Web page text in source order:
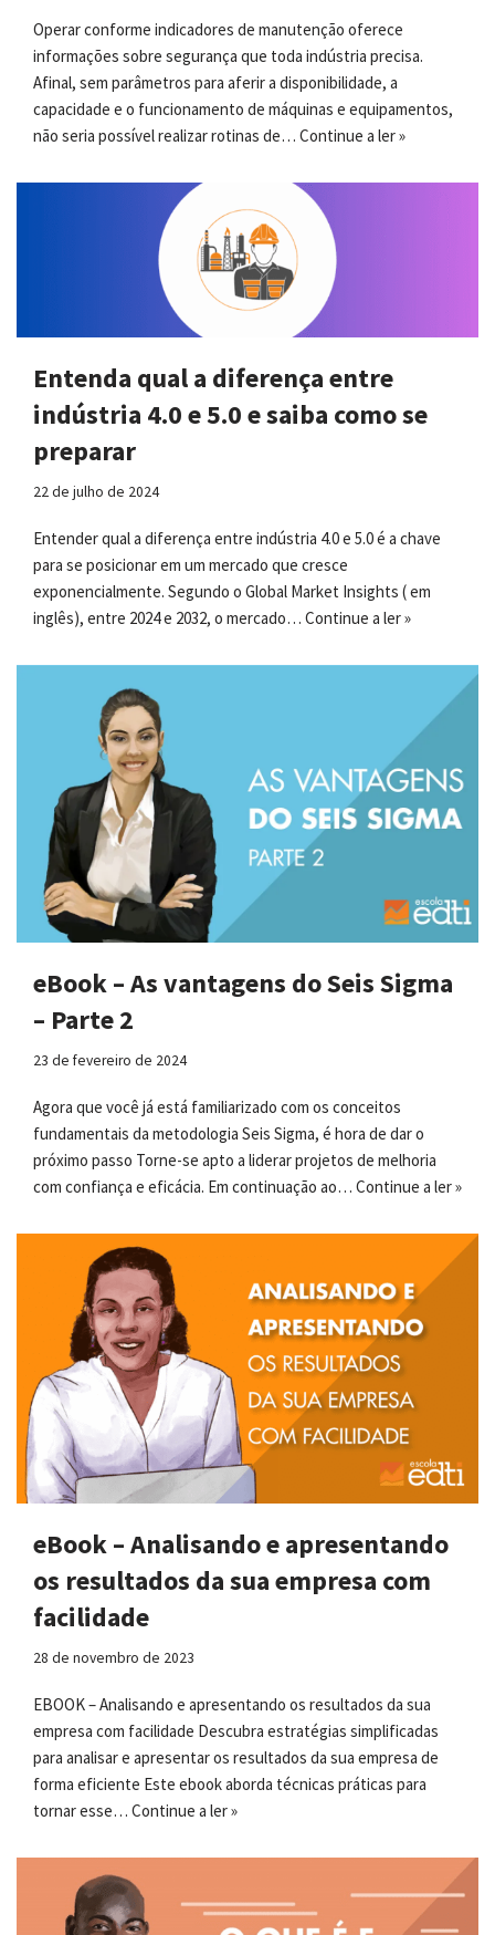
Operar conforme indicadores de manutenção oferece
informações sobre segurança que toda indústria precisa.
Afinal, sem parâmetros para aferir a disponibilidade, a
capacidade e o funcionamento de máquinas e equipamentos,
não seria possível realizar rotinas de… Continue a ler »
Entenda qual a diferença entre
indústria 4.0 e 5.0 e saiba como se
preparar
22 de julho de 2024
Entender qual a diferença entre indústria 4.0 e 5.0 é a chave
para se posicionar em um mercado que cresce
exponencialmente. Segundo o Global Market Insights ( em
inglês), entre 2024 e 2032, o mercado… Continue a ler »
eBook – As vantagens do Seis Sigma
– Parte 2
23 de fevereiro de 2024
Agora que você já está familiarizado com os conceitos
fundamentais da metodologia Seis Sigma, é hora de dar o
próximo passo Torne-se apto a liderar projetos de melhoria
com confiança e eficácia. Em continuação ao… Continue a ler »
eBook – Analisando e apresentando
os resultados da sua empresa com
facilidade
28 de novembro de 2023
EBOOK – Analisando e apresentando os resultados da sua
empresa com facilidade Descubra estratégias simplificadas
para analisar e apresentar os resultados da sua empresa de
forma eficiente Este ebook aborda técnicas práticas para
tornar esse… Continue a ler »